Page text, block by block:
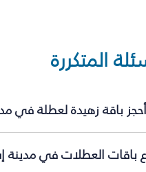
المتكررة
باقة زهيدة لعطلة في
باقات العطلات في مدينة